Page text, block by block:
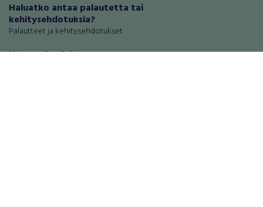
Haluatko antaa palautetta tai
kehitysehdotuksia?
Palautteet ja kehitysehdotukset
Mainosta RegiOnlinessa